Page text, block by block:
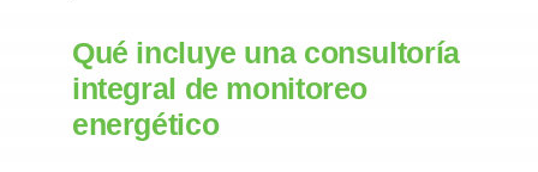
Qué incluye una consultoría
integral de monitoreo
energético